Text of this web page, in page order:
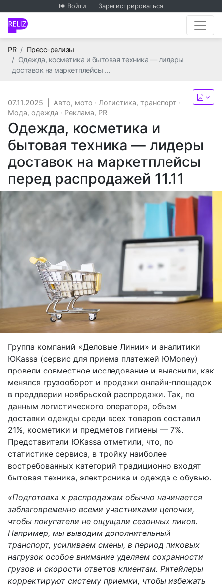
Войти Зарегистрироваться
PRГлавная
Пресс-релизы
Одежда, косметика и бытовая техника — лидеры
доставок на маркетплейсы …
07.11.2025 Авто, мото · Логистика, транспорт ·
Мода, одежда · Реклама, PR
Одежда, косметика и
бытовая техника — лидеры
доставок на маркетплейсы
перед распродажей 11.11
Группа компаний «Деловые Линии» и аналитики
ЮKassa (сервис для приема платежей ЮMoney)
провели совместное исследование и выяснили, как
менялся грузооборот и продажи онлайн-площадок
в преддверии ноябрьской распродажи. Так, по
данным логистического оператора, объем
доставки одежды среди всех товаров составил
21%, косметики и предметов гигиены — 7%.
Представители ЮKassa отметили, что, по
статистике сервиса, в тройку наиболее
востребованных категорий традиционно входят
бытовая техника, электроника и одежда с обувью.
«Подготовка к распродажам обычно начинается
заблаговременно всеми участниками цепочки,
чтобы покупатели не ощущали сезонных пиков.
Например, мы выводим дополнительный
транспорт, усиливаем смены, в период пиковых
нагрузок особое внимание уделяем сохранности
грузов и скорости ответов клиентам. Ритейлеры
корректируют систему приемки, чтобы избежать